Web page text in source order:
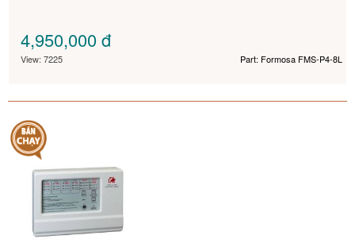
4,950,000đ
View: 7225 Part: Formosa FMS-P4-8L